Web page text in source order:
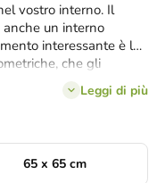
vostro interno. Il
un interno
interessante è la
che gli
verrà consegnato in
Leggi di più
65 x 65 cm